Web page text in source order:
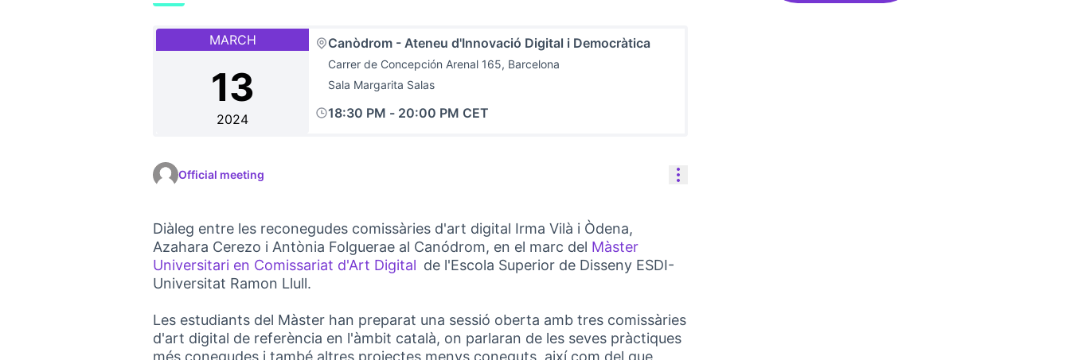
MARCH
13
2024
Canòdrom - Ateneu d'Innovació Digital i Democràtica
Carrer de Concepción Arenal 165, Barcelona
Sala Margarita Salas
18:30 PM - 20:00 PM CET
Official meeting Resource controls
Diàleg entre les reconegudes comissàries d'art digital Irma Vilà i Òdena,
Azahara Cerezo i Antònia Folguerae al Canódrom, en el marc del Màster
Universitari en Comissariat d'Art Digital de l'Escola Superior de Disseny ESDI-
Universitat Ramon Llull.
Les estudiants del Màster han preparat una sessió oberta amb tres comissàries
d'art digital de referència en l'àmbit català, on parlaran de les seves pràctiques
més conegudes i també altres projectes menys coneguts, així com del que